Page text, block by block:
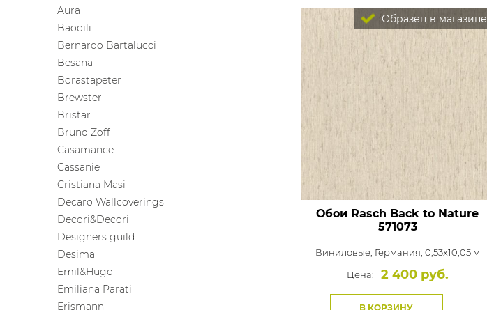
Aura
Baoqili
Bernardo Bartalucci
Besana
Borastapeter
Brewster
Bristar
Bruno Zoff
Casamance
Cassanie
Cristiana Masi
Decaro Wallcoverings
Decori&Decori
Designers guild
Desima
Emil&Hugo
Emiliana Parati
Erismann
Образец в магазине
Обои Rasch Back to Nature
571073
Виниловые, Германия, 0,53x10,05 м
Цена:
2 400 руб.
В КОРЗИНУ